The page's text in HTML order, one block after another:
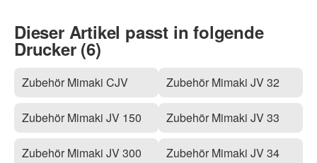
Dieser Artikel passt in folgende
Drucker (6)
Zubehör Mimaki CJV
Zubehör Mimaki JV 150
Zubehör Mimaki JV 300
Zubehör Mimaki JV 32
Zubehör Mimaki JV 33
Zubehör Mimaki JV 34